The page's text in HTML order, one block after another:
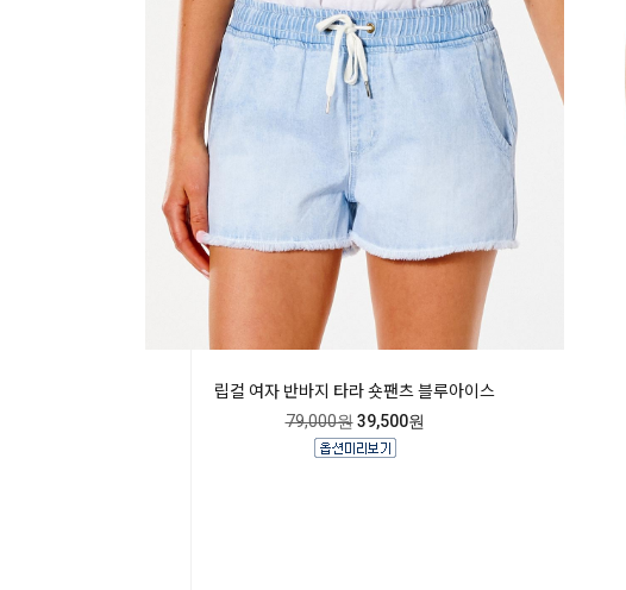
립컬 여자 반바지 타라 숏팬츠 블루아이스
79,000원 39,500원